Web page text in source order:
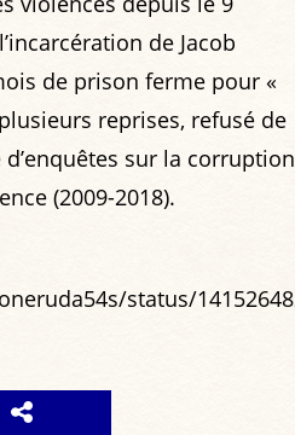
de Jacob
de prison ferme pour «
reprises, refusé de
sur la corruption
(2009-2018).
status/